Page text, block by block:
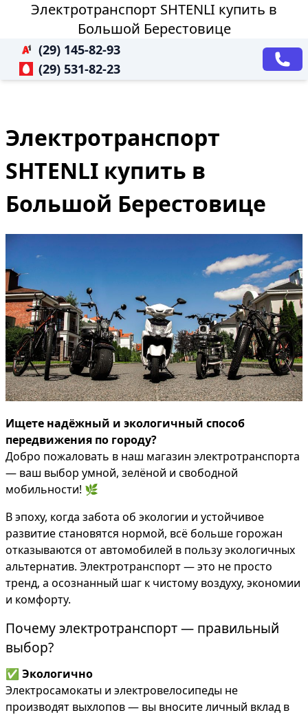
Электротранспорт SHTENLI купить в
Большой Берестовице
(29) 145-82-93
(29) 531-82-23
Электротранспорт
SHTENLI купить в
Большой Берестовице
Ищете надёжный и экологичный способ
передвижения по городу?
Добро пожаловать в наш магазин электротранспорта
— ваш выбор умной, зелёной и свободной
мобильности! 🌿
В эпоху, когда забота об экологии и устойчивое
развитие становятся нормой, всё больше горожан
отказываются от автомобилей в пользу экологичных
альтернатив. Электротранспорт — это не просто
тренд, а осознанный шаг к чистому воздуху, экономии
и комфорту.
Почему электротранспорт — правильный
выбор?
✅ Экологично
Электросамокаты и электровелосипеды не
производят выхлопов — вы вносите личный вклад в